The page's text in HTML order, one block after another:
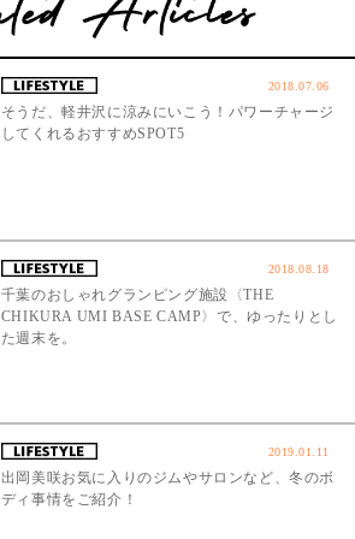
2018.07.06
そうだ、軽井沢に涼みにいこう！パワーチャージ
してくれるおすすめSPOT5
2018.08.18
千葉のおしゃれグランピング施設〈THE
CHIKURA UMI BASE CAMP〉で、ゆったりとし
た週末を。
2019.01.11
出岡美咲お気に入りのジムやサロンなど、冬のボ
ディ事情をご紹介！